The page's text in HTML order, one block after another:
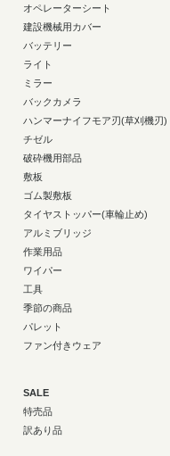
オペレーターシート
建設機械用カバー
バッテリー
ライト
ミラー
バックカメラ
ハンマーナイフモア刃(草刈機刃)
チゼル
破砕機用部品
敷板
ゴム製敷板
タイヤストッパー(車輪止め)
アルミブリッジ
作業用品
ワイパー
工具
季節の商品
パレット
ファン付きウェア
SALE
特売品
訳あり品